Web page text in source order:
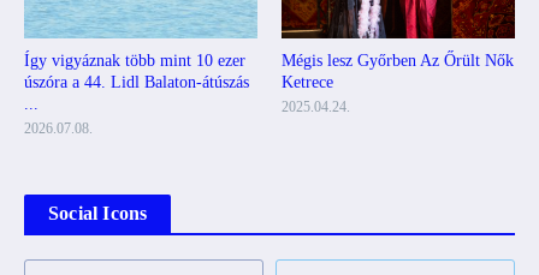
Így vigyáznak több mint 10 ezer
úszóra a 44. Lidl Balaton-átúszás
...
2026.07.08.
Mégis lesz Győrben Az Őrült Nők
Ketrece
2025.04.24.
Social Icons